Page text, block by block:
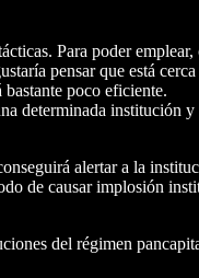
Para poder
pensar que está
poco eficiente.
determinada institución
alertar a la
de causar implosión
del régimen